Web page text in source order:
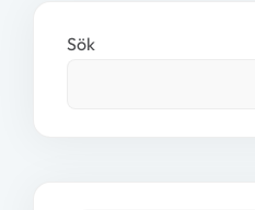
Sök